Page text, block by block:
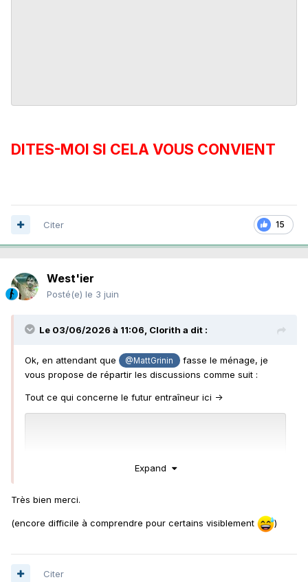
DITES-MOI SI CELA VOUS CONVIENT
15
Citer
West'ier
Posté(e) le 3 juin
Le 03/06/2026 à 11:06, Clorith a dit :
Ok, en attendant que @MattGrinin
fasse le ménage, je
vous propose de répartir les discussions comme suit :
Tout ce qui concerne le futur entraîneur ici ->
Les idées concernant le recrutement ici->
Expand
Très bien merci.
(encore difficile à comprendre pour certains visiblement )
Citer